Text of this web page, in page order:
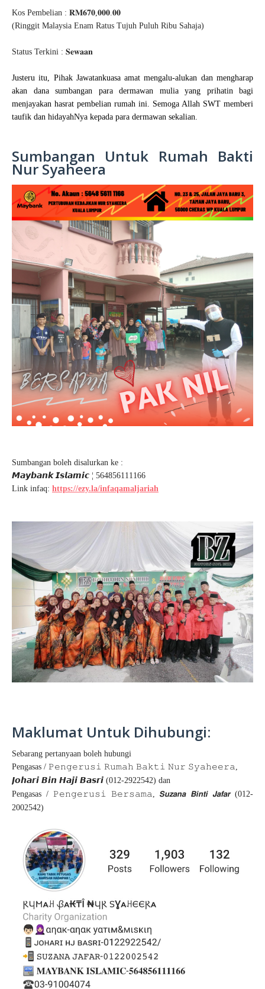
Kos Pembelian : 𝐑𝐌𝟔𝟕𝟎,𝟎𝟎𝟎.𝟎𝟎
(Ringgit Malaysia Enam Ratus Tujuh Puluh Ribu Sahaja)
Status Terkini : 𝐒𝐞𝐰𝐚𝐚𝐧
Justeru itu, Pihak Jawatankuasa amat mengalu-alukan dan mengharap
akan dana sumbangan para dermawan mulia yang prihatin bagi
menjayakan hasrat pembelian rumah ini. Semoga Allah SWT memberi
taufik dan hidayahNya kepada para dermawan sekalian.
Sumbangan Untuk Rumah Bakti
Nur Syaheera
Sumbangan boleh disalurkan ke :
𝙈𝙖𝙮𝙗𝙖𝙣𝙠 𝙄𝙨𝙡𝙖𝙢𝙞𝙘 ¦ 564856111166
Link infaq: https://ezy.la/infaqamaljariah
Maklumat Untuk Dihubungi:
Sebarang pertanyaan boleh hubungi
Pengasas / 𝙿𝚎𝚗𝚐𝚎𝚛𝚞𝚜𝚒 𝚁𝚞𝚖𝚊𝚑 𝙱𝚊𝚔𝚝𝚒 𝙽𝚞𝚛 𝚂𝚢𝚊𝚑𝚎𝚎𝚛𝚊,
𝙅𝙤𝙝𝙖𝙧𝙞 𝘽𝙞𝙣 𝙃𝙖𝙟𝙞 𝘽𝙖𝙨𝙧𝙞 (012-2922542) dan
Pengasas / 𝙿𝚎𝚗𝚐𝚎𝚛𝚞𝚜𝚒 𝙱𝚎𝚛𝚜𝚊𝚖𝚊, 𝙎𝙪𝙯𝙖𝙣𝙖 𝘽𝙞𝙣𝙩𝙞 𝙅𝙖𝙛𝙖𝙧 (012-
2002542)